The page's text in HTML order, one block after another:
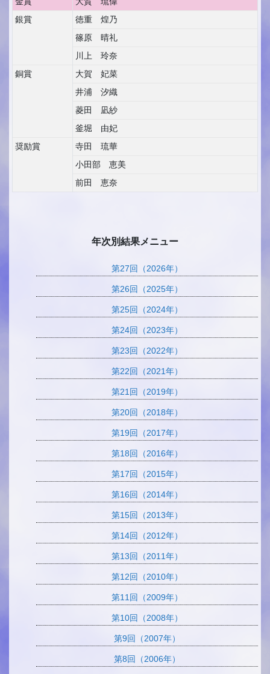
銀賞
徳重 煌乃
篠原 晴礼
川上 玲奈
銅賞
大賀 妃菜
井浦 汐織
菱田 凪紗
釜堀 由妃
奨励賞
寺田 琉華
小田部 恵美
前田 恵奈
年次別結果メニュー
第27回（2026年）
第26回（2025年）
第25回（2024年）
第24回（2023年）
第23回（2022年）
第22回（2021年）
第21回（2019年）
第20回（2018年）
第19回（2017年）
第18回（2016年）
第17回（2015年）
第16回（2014年）
第15回（2013年）
第14回（2012年）
第13回（2011年）
第12回（2010年）
第11回（2009年）
第10回（2008年）
第9回（2007年）
第8回（2006年）